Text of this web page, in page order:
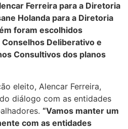
Ferreira para a Diretoria
Holanda para a Diretoria
foram escolhidos
Deliberativo e
Consultivos dos planos
eleito, Alencar Ferreira,
diálogo com as entidades
“Vamos manter um
com as entidades